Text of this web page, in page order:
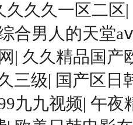
久久久一区二区|
合男人的天堂
| 久久精品国产
三级| 国产区日
九九视频| 午夜